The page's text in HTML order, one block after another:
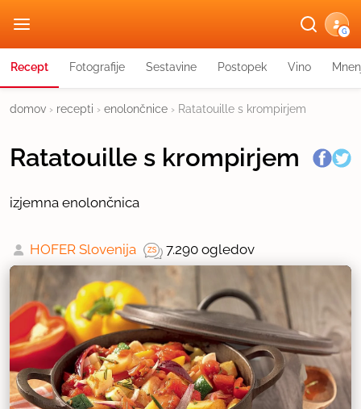
G
Recept Fotografije Sestavine Postopek Vino
domov › recepti › enolončnice › Ratatouille s krompirjem
Ratatouille s krompirjem
izjemna enolončnica
HOFER Slovenija 7.290 ogledov